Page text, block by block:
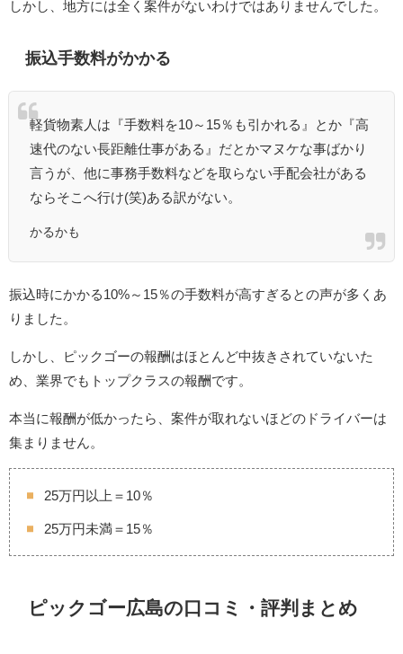
しかし、地方には全く案件がないわけではありませんでした。
振込手数料がかかる
軽貨物素人は『手数料を10～15％も引かれる』とか『高
速代のない長距離仕事がある』だとかマヌケな事ばかり
言うが、他に事務手数料などを取らない手配会社がある
ならそこへ行け(笑)ある訳がない。
かるかも
振込時にかかる10%～15％の手数料が高すぎるとの声が多くあ
りました。
しかし、ピックゴーの報酬はほとんど中抜きされていないた
め、業界でもトップクラスの報酬です。
本当に報酬が低かったら、案件が取れないほどのドライバーは
集まりません。
25万円以上＝10％
25万円未満＝15％
ピックゴー広島の口コミ・評判まとめ